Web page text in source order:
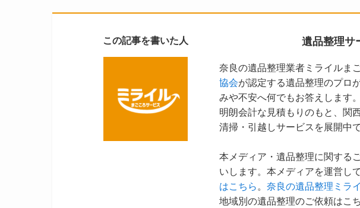
この記事を書いた人 遺品整理サ
奈良の遺品整理業者ミライルま
協会が認定する遺品整理のプロ
みや不安へ何でもお答えします。
明朗会計な見積もりのもと、関
清掃・引越しサービスを展開中で
本メディア・遺品整理に関する
いします。本メディアを運営し
はこちら。奈良の遺品整理ミラ
地域別の遺品整理のご依頼はこ